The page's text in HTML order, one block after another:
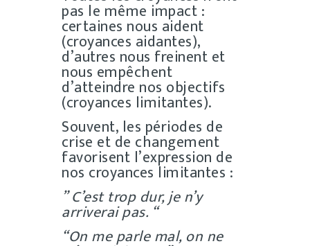
pas le même impact :
certaines nous aident
(croyances aidantes),
d’autres nous freinent et
nous empêchent
d’atteindre nos objectifs
(croyances limitantes).
Souvent, les périodes de
crise et de changement
favorisent l’expression de
nos croyances limitantes :
” C’est trop dur, je n’y
arriverai pas. “
“On me parle mal, on ne